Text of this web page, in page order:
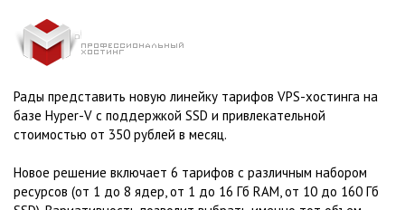
Рады представить новую линейку тарифов VPS-хостинга на
базе Hyper-V с поддержкой SSD и привлекательной
стоимостью от 350 рублей в месяц.
Новое решение включает 6 тарифов с различным набором
ресурсов (от 1 до 8 ядер, от 1 до 16 Гб RAM, от 10 до 160 Гб